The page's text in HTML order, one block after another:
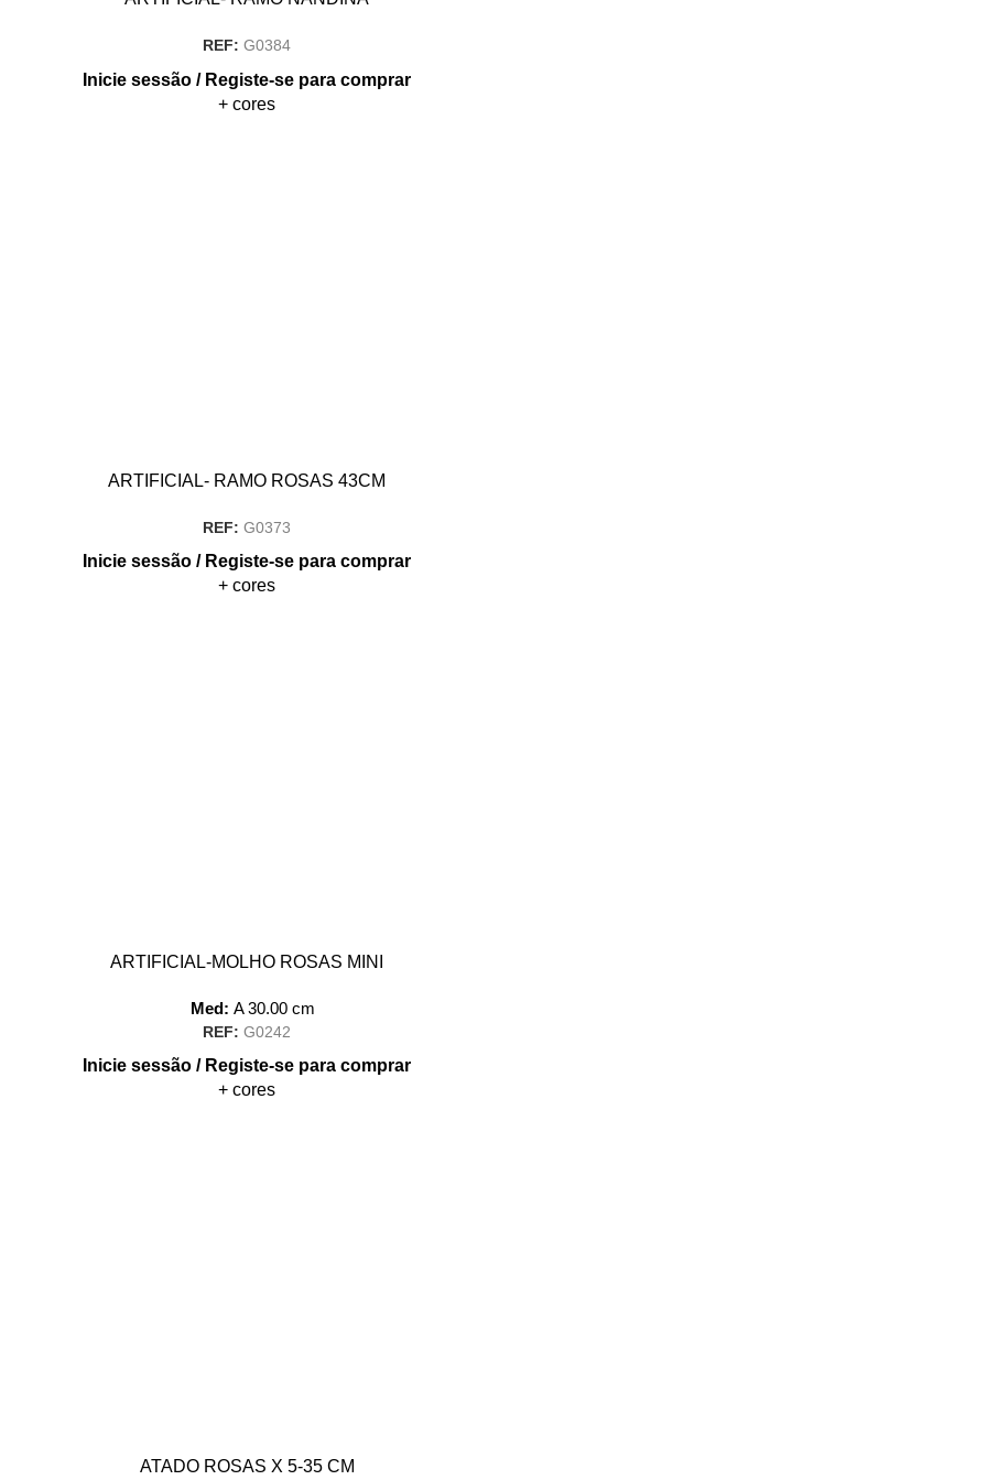
REF: G0384
Inicie sessão / Registe-se para comprar
+ cores
ARTIFICIAL- RAMO ROSAS 43CM
REF: G0373
Inicie sessão / Registe-se para comprar
+ cores
ARTIFICIAL-MOLHO ROSAS MINI
Med: A30.00cm
REF: G0242
Inicie sessão / Registe-se para comprar
+ cores
ATADO ROSAS X 5-35 CM